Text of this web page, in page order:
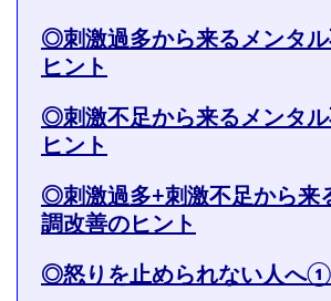
◎刺激過多から来るメンタ
ヒント
◎刺激不足から来るメンタ
ヒント
◎刺激過多+刺激不足から来
調改善のヒント
◎怒りを止められない人へ①